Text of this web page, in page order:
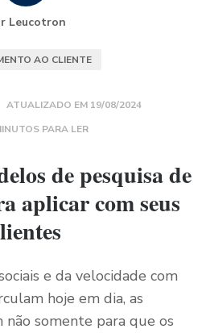
Leucotron
AO CLIENTE
ATUALIZADO EM 19/08/2024
PARA LER
de pesquisa de
aplicar com seus
e da velocidade com
hoje em dia, as
não somente para que os